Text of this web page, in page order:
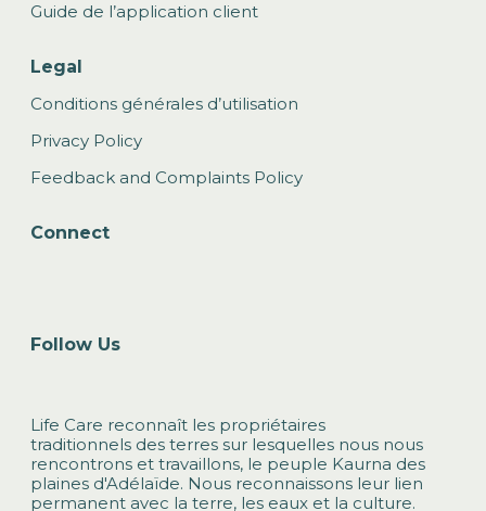
Guide de l’application client
Legal
Conditions générales d’utilisation
Privacy Policy
Feedback and Complaints Policy
Connect
Follow Us
Life Care reconnaît les propriétaires
traditionnels des terres sur lesquelles nous nous
rencontrons et travaillons, le peuple Kaurna des
plaines d'Adélaïde. Nous reconnaissons leur lien
permanent avec la terre, les eaux et la culture.